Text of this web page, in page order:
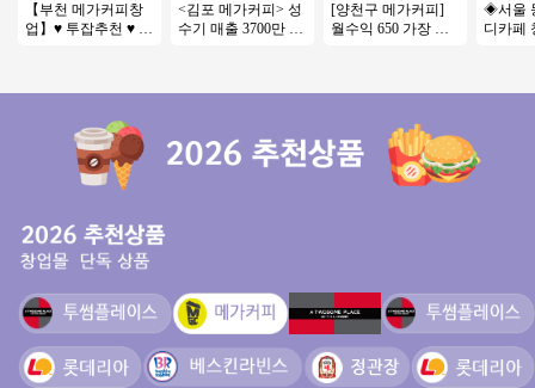
【부천 메가커피창
업】♥ 투잡추천 ♥ 소
<김포 메가커피> 성
수기 매출 3700만 신
[양천구 메가커피]
월수익 650 가장 핫
◈서울
디카페